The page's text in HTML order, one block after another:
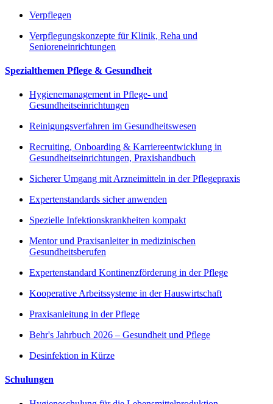
Verpflegen
Verpflegungskonzepte für Klinik, Reha und
Senioreneinrichtungen
Spezialthemen Pflege & Gesundheit
Hygienemanagement in Pflege- und
Gesundheitseinrichtungen
Reinigungsverfahren im Gesundheitswesen
Recruiting, Onboarding & Karriereentwicklung in
Gesundheitseinrichtungen, Praxishandbuch
Sicherer Umgang mit Arzneimitteln in der Pflegepraxis
Expertenstandards sicher anwenden
Spezielle Infektionskrankheiten kompakt
Mentor und Praxisanleiter in medizinischen
Gesundheitsberufen
Expertenstandard Kontinenzförderung in der Pflege
Kooperative Arbeitssysteme in der Hauswirtschaft
Praxisanleitung in der Pflege
Behr's Jahrbuch 2026 – Gesundheit und Pflege
Desinfektion in Kürze
Schulungen